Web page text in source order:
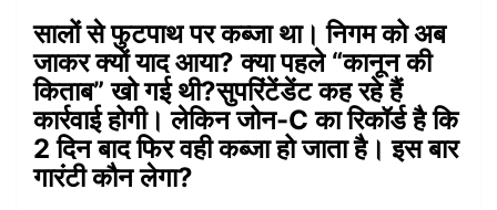
सालों से फुटपाथ पर कब्जा था। निगम को अब
जाकर क्यों याद आया? क्या पहले “कानून की
किताब” खो गई थी?सुपरिंटेंडेंट कह रहे हैं
कार्रवाई होगी। लेकिन जोन-C का रिकॉर्ड है कि
2 दिन बाद फिर वही कब्जा हो जाता है। इस बार
गारंटी कौन लेगा?